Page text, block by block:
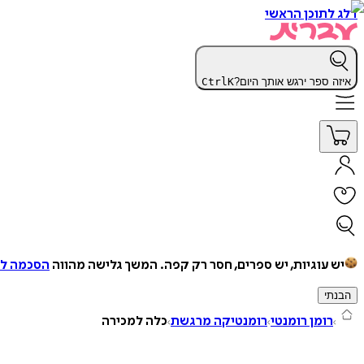
דלג לתוכן הראשי
איזה ספר ירגש אותך היום? CtrlK
יש עוגיות, יש ספרים, חסר רק קפה. המשך גלישה מהווה הסכמה
הבנתי
רומן רומנטי רומנטיקה מרגשת כלה למכירה